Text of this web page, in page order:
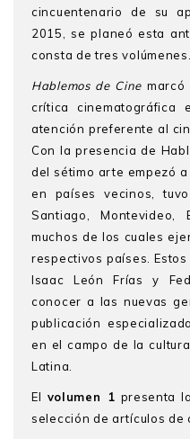
cincuentenario de su
2015, se planeó esta
consta de tres volúmenes.
Hablemos de Cine marcó
crítica
atención preferente al
Con la presencia de
del sétimo arte empezó
en países vecinos,
Santiago, Montevideo,
muchos de los cuales
respectivos países.
Isaac León Frías y
conocer a las nuevas
publicación
en el campo de la
Latina.
El volumen 1 presenta
selección de artículos de